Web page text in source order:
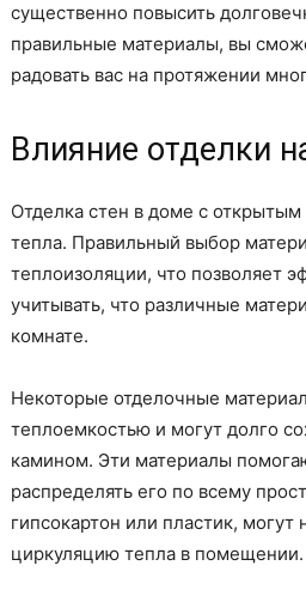
существенно повысить
правильные материалы, вы
радовать вас на протяжении
Влияние отделки
Отделка стен в доме с
тепла. Правильный выбор
теплоизоляции, что позволяет
учитывать, что различные
комнате.
Некоторые отделочные
теплоемкостью и могут долго
камином. Эти материалы
распределять его по всему
гипсокартон или пластик,
циркуляцию тепла в помещении.